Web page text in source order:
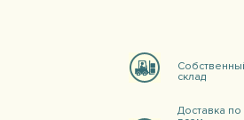
склад
Доставка по